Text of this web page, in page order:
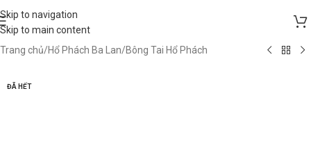
Skip to navigation
Skip to main content
Trang chủ/Hổ Phách Ba Lan/Bông Tai Hổ Phách
ĐÃ HẾT